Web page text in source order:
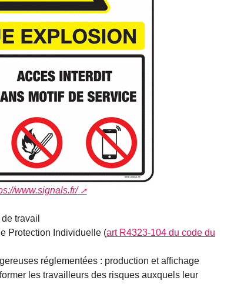
www.signals.fr/
travail
Protection Individuelle (art R4323-104 du code du
réglementées : production et affichage
les travailleurs des risques auxquels leur